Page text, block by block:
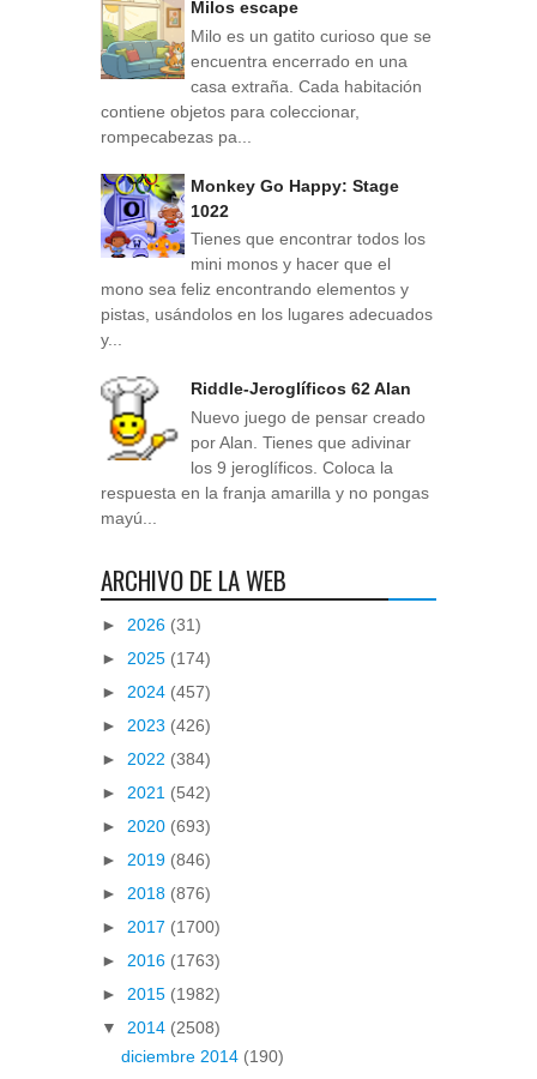
Milos escape
Milo es un gatito curioso que se
encuentra encerrado en una
casa extraña. Cada habitación
contiene objetos para coleccionar,
rompecabezas pa...
Monkey Go Happy: Stage
1022
Tienes que encontrar todos los
mini monos y hacer que el
mono sea feliz encontrando elementos y
pistas, usándolos en los lugares adecuados
y...
Riddle-Jeroglíficos 62 Alan
Nuevo juego de pensar creado
por Alan. Tienes que adivinar
los 9 jeroglíficos. Coloca la
respuesta en la franja amarilla y no pongas
mayú...
ARCHIVO DE LA WEB
► 2026 (31)
► 2025 (174)
► 2024 (457)
► 2023 (426)
► 2022 (384)
► 2021 (542)
► 2020 (693)
► 2019 (846)
► 2018 (876)
► 2017 (1700)
► 2016 (1763)
► 2015 (1982)
▼ 2014 (2508)
diciembre 2014 (190)